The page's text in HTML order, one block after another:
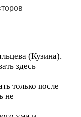
(Кузина).
здесь
только после
не